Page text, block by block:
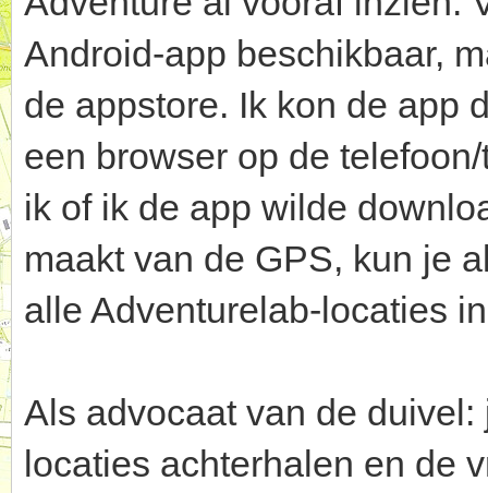
Android-app beschikbaar,
de appstore. Ik kon de app
een browser op de
ik of ik de app wilde
maakt van de GPS, kun je
alle Adventurelab-locaties
Als advocaat van de
locaties achterhalen en de